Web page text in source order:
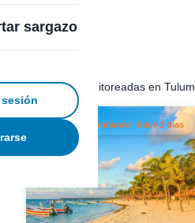
sargazo
10 playas monitoreadas en Tulum
Sargazo Abundante · hace 3 días